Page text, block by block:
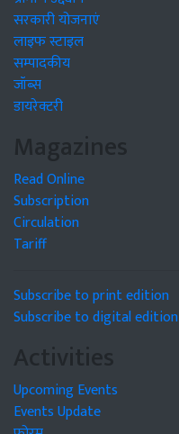
सरकारी योजनाएं
लाइफ स्टाइल
सम्पादकीय
जॉब्स
डायरेक्टरी
Magazines
Read Online
Subscription
Circulation
Tariff
Subscribe to print edition
Subscribe to digital edition
Activities
Upcoming Events
Events Update